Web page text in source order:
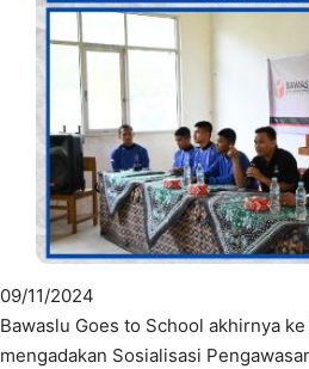
09/11/2024
Bawaslu Goes to School akhirnya
mengadakan Sosialisasi